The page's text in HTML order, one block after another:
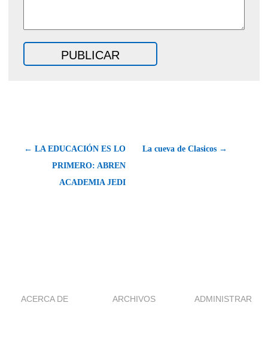
← LA EDUCACIÓN ES LO
PRIMERO: ABREN
ACADEMIA JEDI
La cueva de Clasicos →
ACERCA DE ARCHIVOS ADMINISTRAR